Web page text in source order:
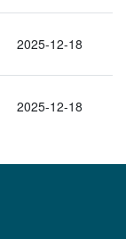
2025-12-18
2025-12-18